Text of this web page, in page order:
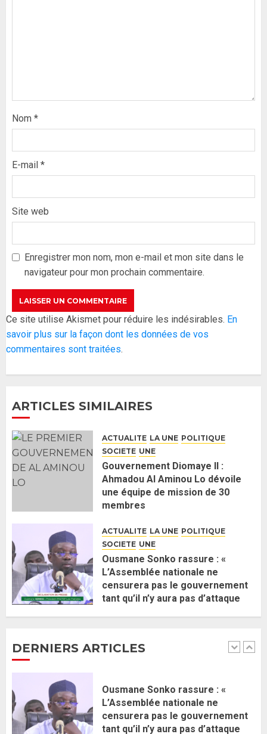
Nom *
E-mail *
Site web
Enregistrer mon nom, mon e-mail et mon site dans le
navigateur pour mon prochain commentaire.
Ce site utilise Akismet pour réduire les indésirables. En
savoir plus sur la façon dont les données de vos
commentaires sont traitées.
ARTICLES SIMILAIRES
ACTUALITE LA UNE POLITIQUE
SOCIETE UNE
Gouvernement Diomaye II :
Ahmadou Al Aminou Lo dévoile
une équipe de mission de 30
membres
ACTUALITE LA UNE POLITIQUE
SOCIETE UNE
Ousmane Sonko rassure : «
L’Assemblée nationale ne
censurera pas le gouvernement
tant qu’il n’y aura pas d’attaque
DERNIERS ARTICLES
Formation du nouveau
ses lignes rouges et met en
garde ses responsables
26 MAI 2026 0
4
Réintégration de Sonko à
l’Assemblée nationale : Adji
Mergane Kanouté défend la
5
J’espère me tromper »
26 MAI 2026
1
Gouvernement Diomaye II :
une équipe de mission de 30
membres
2 JUIN 2026 0
2
Ousmane Sonko rassure : «
politique contre Pastef »
Formation du nouveau
gouvernement : PASTEF pose
ses lignes rouges et met en
garde ses responsables